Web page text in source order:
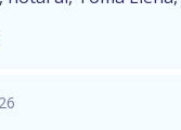
persoană care
decesului cet.